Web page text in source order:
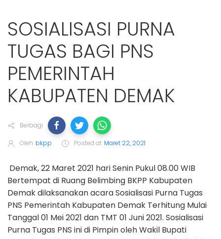
SOSIALISASI PURNA
TUGAS BAGI PNS
PEMERINTAH
KABUPATEN DEMAK
Berbagi
Oleh bkpp Posted at Maret 22, 2021
Demak, 22 Maret 2021 hari Senin Pukul 08.00 WIB
Bertempat di Ruang Belimbing BKPP Kabupaten
Demak dilaksanakan acara Sosialisasi Purna Tugas
PNS Pemerintah Kabupaten Demak Terhitung Mulai
Tanggal 01 Mei 2021 dan TMT 01 Juni 2021. Sosialisasi
Purna Tugas PNS ini di Pimpin oleh Wakil Bupati